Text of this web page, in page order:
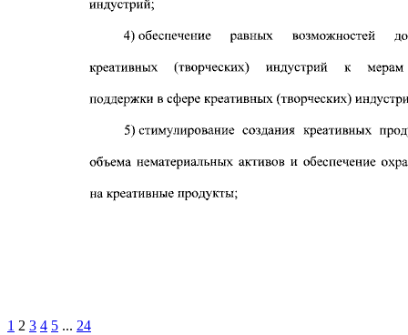
1 2 3 4 5 ... 24